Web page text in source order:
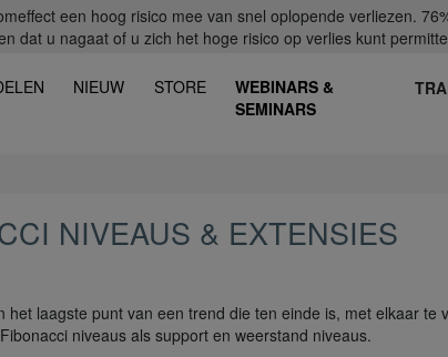
een hoog risico mee van snel oplopende verliezen.
dat u nagaat of u zich het hoge risico op verlies kunt
NIEUW STORE
WEBINARS &
SEMINARS
NIVEAUS & EXTENSIES
laagste punt van een trend die ten einde is, met elkaar te
niveaus als support en weerstand niveaus.